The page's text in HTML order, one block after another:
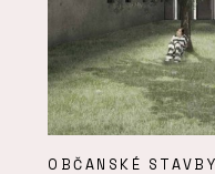
OBČANSKÉ STAVBY